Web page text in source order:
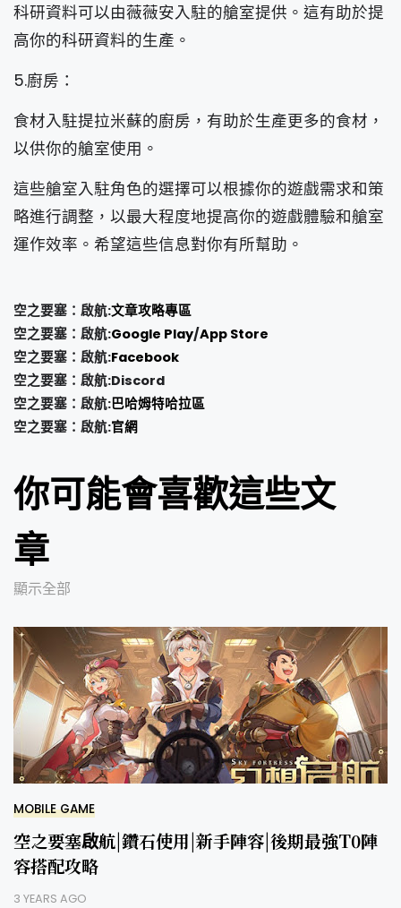
科研資料可以由薇薇安入駐的艙室提供。這有助於提
高你的科研資料的生產。
5.廚房：
食材入駐提拉米蘇的廚房，有助於生產更多的食材，
以供你的艙室使用。
這些艙室入駐角色的選擇可以根據你的遊戲需求和策
略進行調整，以最大程度地提高你的遊戲體驗和艙室
運作效率。希望這些信息對你有所幫助。
空之要塞：啟航:文章攻略專區
空之要塞：啟航:Google Play/App Store
空之要塞：啟航:Facebook
空之要塞：啟航:Discord
空之要塞：啟航:巴哈姆特哈拉區
空之要塞：啟航:官網
你可能會喜歡這些文
章
顯示全部
MOBILE GAME
空之要塞啟航|鑽石使用|新手陣容|後期最強T0陣
容搭配攻略
3 YEARS AGO